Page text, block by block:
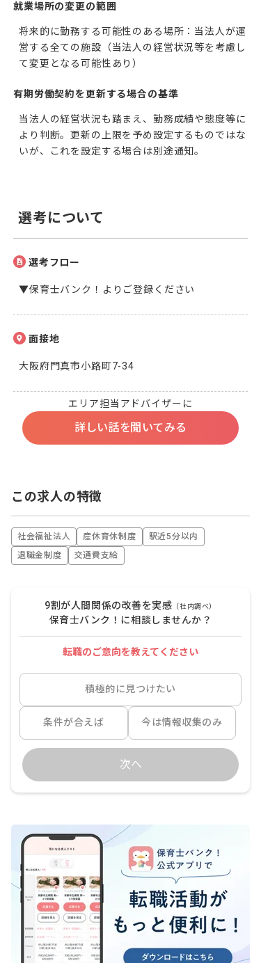
就業場所の変更の範囲
将来的に勤務する可能性のある場所：当法人が運
営する全ての施設（当法人の経営状況等を考慮し
て変更となる可能性あり）
有期労働契約を更新する場合の基準
当法人の経営状況も踏まえ、勤務成績や態度等に
より判断。更新の上限を予め設定するものではな
いが、これを設定する場合は別途通知。
選考について
選考フロー
▼保育士バンク！よりご登録ください
面接地
大阪府門真市小路町7-34
エリア担当アドバイザーに
詳しい話を聞いてみる
この求人の特徴
社会福祉法人 産休育休制度
駅近5分以内
退職金制度
交通費支給
9割が人間関係の改善を実感 （社内調べ）
保育士バンク！に相談しませんか？
転職のご意向を教えてください
積極的に見つけたい
条件が合えば 今は情報収集のみ
次へ